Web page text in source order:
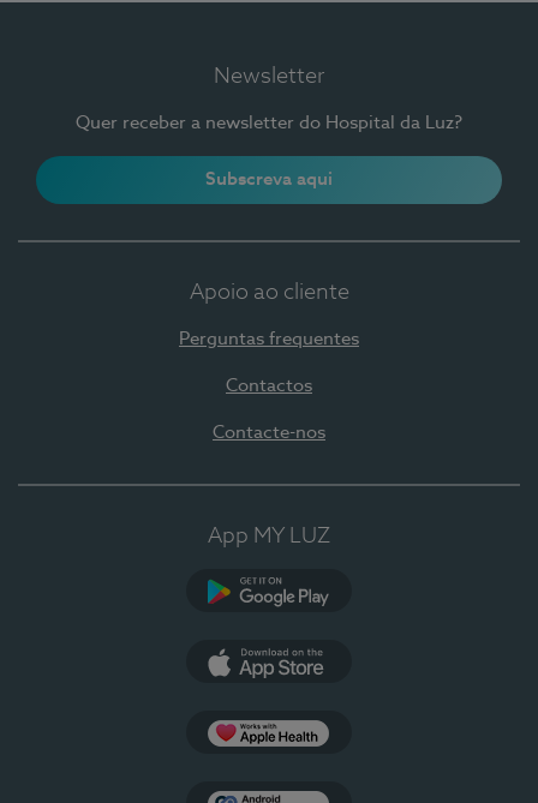
Newsletter
Quer receber a newsletter do Hospital da Luz?
Subscreva aqui
Apoio ao cliente
Perguntas frequentes
Contactos
Contacte-nos
App MY LUZ